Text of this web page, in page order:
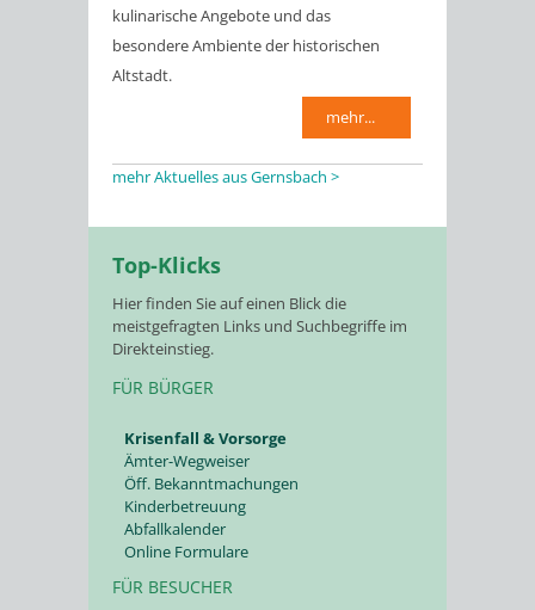
kulinarische Angebote und das
besondere Ambiente der historischen
Altstadt.
mehr...
mehr Aktuelles aus Gernsbach >
Top-Klicks
Hier finden Sie auf einen Blick die
meistgefragten Links und Suchbegriffe im
Direkteinstieg.
FÜR BÜRGER
Krisenfall & Vorsorge
Ämter-Wegweiser
Öff. Bekanntmachungen
Kinderbetreuung
Abfallkalender
Online Formulare
FÜR BESUCHER